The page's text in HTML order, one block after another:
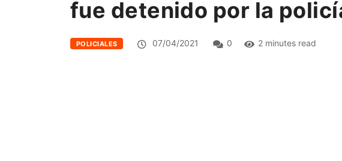
fue detenido por la
POLICIALES 07/04/2021 0 2 minutes read